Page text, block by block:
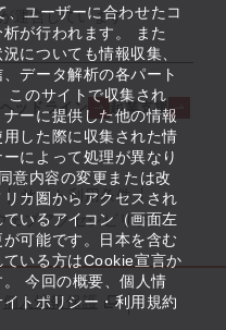
ユーザーに合わせたコ
が行われます。 また
についても情報収集、
データ解析の各パート
このサイトで収集され
ーに提供した他の情報
した際に収集された情
によって処理が異なり
意内容の変更または改
カ圏からアクセスされ
いるアイコン（画面左
可能です。日本を含む
いる方はCookie宣言か
今回の概要、個人情
トポリシー・利用規約
運営しています
ッドライン
起業支援
サイト利用条件
ェブアクセシビリティ
個人情報保護